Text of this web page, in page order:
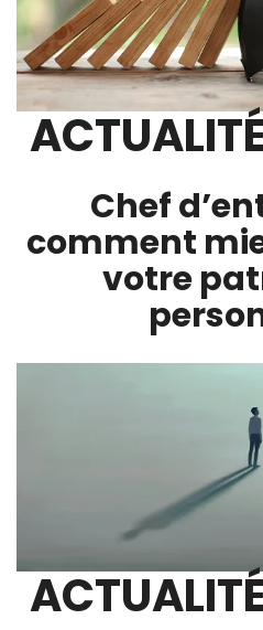
Chef
comment
votre